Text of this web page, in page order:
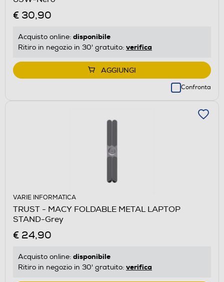
€ 30,90
Acquisto online: disponibile
Ritiro in negozio in 30' gratuito: verifica
AGGIUNGI
Confronta
VARIE INFORMATICA
TRUST - MACY FOLDABLE METAL LAPTOP
STAND-Grey
€ 24,90
Acquisto online: disponibile
Ritiro in negozio in 30' gratuito: verifica